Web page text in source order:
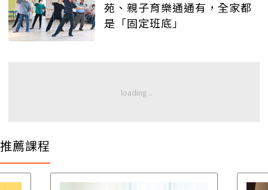
苑、親子育樂通通有，全家都
是「固定班底」
推薦課程